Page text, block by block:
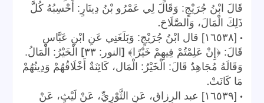
قَالَ ابْنُ جُرَيْجٍ: وَقَالَ لِي عَمْرُو بْنُ دِينَارٍ: أَحْسِبُهُ كُلَّ
ذَلِكَ الْمَالَ، وَالصَّلَاحَ.
•
[١٦٥٣٨] قال ابْنُ جُرَيْجٍ: وَبَلَغَنِي عَنِ ابْنِ عَبَّاسٍ
قَالَ: ﴿إِنْ عَلِمْتُمْ فِيهِمْ خَيْرًا﴾ [النور: ٣٣ ] الْخَيْرُ: الْمَالُ.
وَقَالَهُ مُجَاهِدٌ قَالَ: الْخَيْرُ: الْمَال، كَائِنَةٌ أَخْلَاقُهُمْ وَدِينُهُمْ
مَا كَانَتْ.
•
[١٦٥٣٩] عبد الرزاق، عَنِ الثَّوْرِيِّ، عَنْ لَيْثٍ، عَنْ